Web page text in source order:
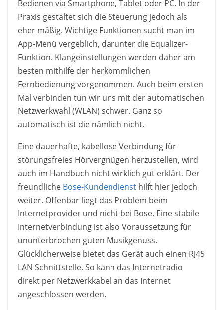
Bedienen via Smartphone, Tablet oder PC. In der
Praxis gestaltet sich die Steuerung jedoch als
eher mäßig. Wichtige Funktionen sucht man im
App-Menü vergeblich, darunter die Equalizer-
Funktion. Klangeinstellungen werden daher am
besten mithilfe der herkömmlichen
Fernbedienung vorgenommen. Auch beim ersten
Mal verbinden tun wir uns mit der automatischen
Netzwerkwahl (WLAN) schwer. Ganz so
automatisch ist die nämlich nicht.
Eine dauerhafte, kabellose Verbindung für
störungsfreies Hörvergnügen herzustellen, wird
auch im Handbuch nicht wirklich gut erklärt. Der
freundliche Bose-Kundendienst hilft hier jedoch
weiter. Offenbar liegt das Problem beim
Internetprovider und nicht bei Bose. Eine stabile
Internetverbindung ist also Voraussetzung für
ununterbrochen guten Musikgenuss.
Glücklicherweise bietet das Gerät auch einen RJ45
LAN Schnittstelle. So kann das Internetradio
direkt per Netzwerkkabel an das Internet
angeschlossen werden.